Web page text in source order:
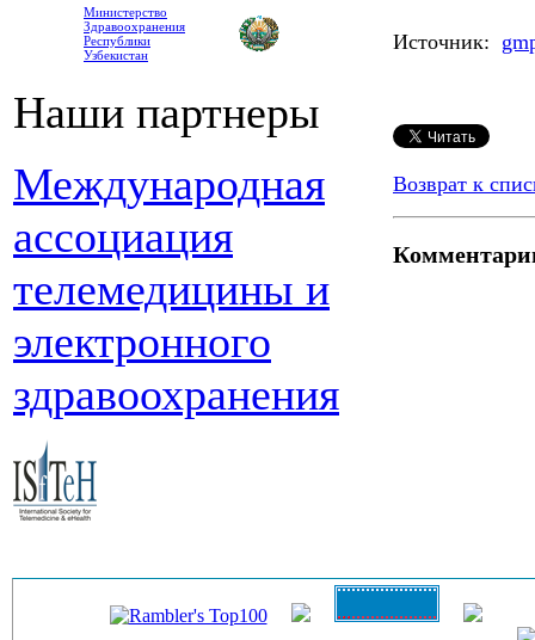
Министерство
Здравоохранения
Республики
Узбекистан
Наши партнеры
Международная
ассоциация
телемедицины и
электронного
здравоохранения
Источник:
Возврат к